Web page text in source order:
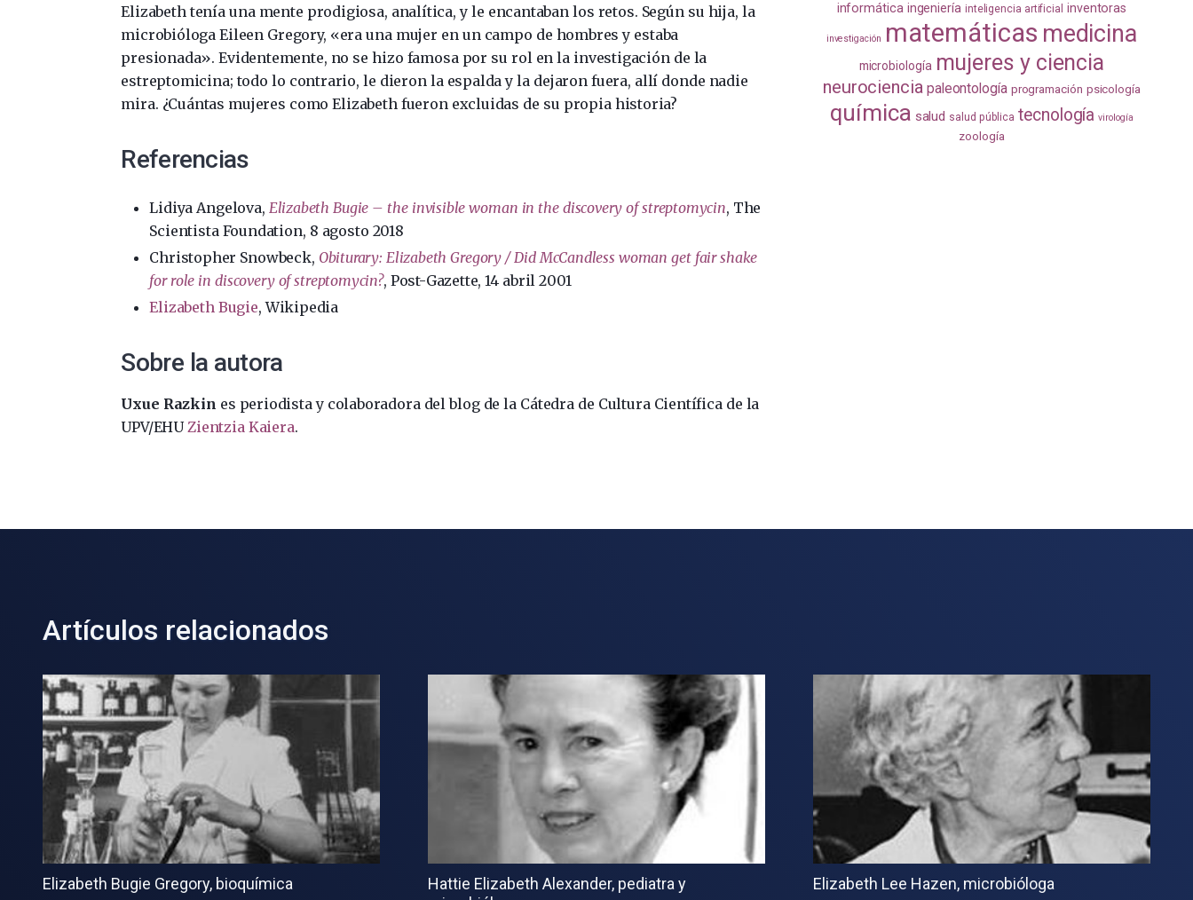
Elizabeth tenía una mente prodigiosa, analítica, y le encantaban los retos. Según su hija, la
microbióloga Eileen Gregory, «era una mujer en un campo de hombres y estaba
presionada». Evidentemente, no se hizo famosa por su rol en la investigación de la
estreptomicina; todo lo contrario, le dieron la espalda y la dejaron fuera, allí donde nadie
mira. ¿Cuántas mujeres como Elizabeth fueron excluidas de su propia historia?
Referencias
Lidiya Angelova, Elizabeth Bugie – the invisible woman in the discovery of streptomycin, The
Scientista Foundation, 8 agosto 2018
Christopher Snowbeck, Obiturary: Elizabeth Gregory / Did McCandless woman get fair shake
for role in discovery of streptomycin?, Post-Gazette, 14 abril 2001
Elizabeth Bugie, Wikipedia
Sobre la autora
Uxue Razkin es periodista y colaboradora del blog de la Cátedra de Cultura Científica de la
UPV/EHU Zientzia Kaiera.
informática ingeniería inteligencia artificial inventoras
investigación matemáticas medicina
microbiología mujeres y ciencia
neurociencia paleontología programación psicología
química salud salud pública tecnología virología
zoología
Artículos relacionados
Elizabeth Bugie Gregory, bioquímica
Hattie Elizabeth Alexander, pediatra y
Elizabeth Lee Hazen, microbióloga